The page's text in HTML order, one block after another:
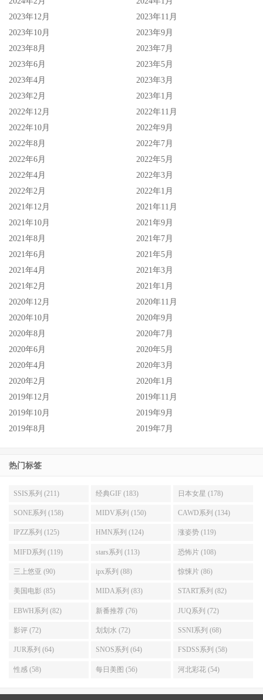
2023年12月
2023年11月
2023年10月
2023年9月
2023年8月
2023年7月
2023年6月
2023年5月
2023年4月
2023年3月
2023年2月
2023年1月
2022年12月
2022年11月
2022年10月
2022年9月
2022年8月
2022年7月
2022年6月
2022年5月
2022年4月
2022年3月
2022年2月
2022年1月
2021年12月
2021年11月
2021年10月
2021年9月
2021年8月
2021年7月
2021年6月
2021年5月
2021年4月
2021年3月
2021年2月
2021年1月
2020年12月
2020年11月
2020年10月
2020年9月
2020年8月
2020年7月
2020年6月
2020年5月
2020年4月
2020年3月
2020年2月
2020年1月
2019年12月
2019年11月
2019年10月
2019年9月
2019年8月
2019年7月
热门标签
SSIS系列 (211) 经典GIF (183) 日本女星 (178)
SONE系列 (158) MIDV系列 (150) CAWD系列 (134)
IPZZ系列 (125) HMN系列 (124) 涨姿势 (119)
MIFD系列 (119) stars系列 (113) 恐怖片 (108)
三上悠亚 (90) ipx系列 (88) 惊悚片 (86)
美国电影 (85) MIDA系列 (83) START系列 (82)
EBWH系列 (82) 新番推荐 (76) JUQ系列 (72)
影评 (72) 划划水 (72) SSNI系列 (68)
JUR系列 (64) SNOS系列 (64) FSDSS系列 (58)
性感 (58) 每日美图 (56) 河北彩花 (54)